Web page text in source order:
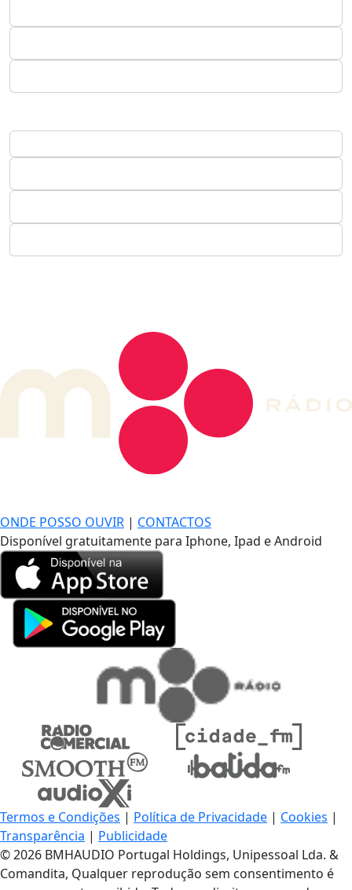
ONDE POSSO OUVIR | CONTACTOS
Disponível gratuitamente para Iphone, Ipad e Android
Termos e Condições | Política de Privacidade | Cookies |
Transparência | Publicidade
© 2026 BMHAUDIO Portugal Holdings, Unipessoal Lda. &
Comandita, Qualquer reprodução sem consentimento é